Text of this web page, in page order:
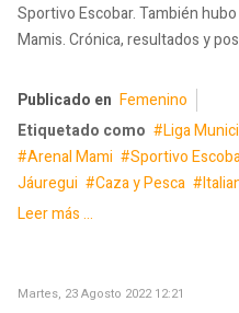
Sportivo Escobar. También
Mamis. Crónica, resultados y
Publicado en Femenino
Etiquetado como
Liga
Arenal Mami
Sportivo
Jáuregui
Caza y Pesca
Leer más ...
Martes, 23 Agosto 2022 12:21